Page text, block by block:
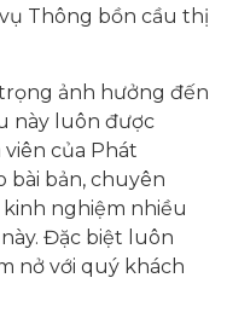
Thông bồn cầu thị
ảnh hưởng đến
này luôn được
của Phát
bài bản, chuyên
kinh nghiệm nhiều
Đặc biệt luôn
nở với quý khách